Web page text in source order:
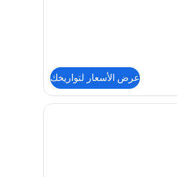
عرض الأسعار لتواريخك